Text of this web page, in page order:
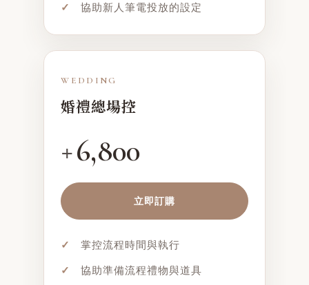
✓ 協助新人筆電投放的設定
WEDDING
婚禮總場控
+6,800
立即訂購
✓ 掌控流程時間與執行
✓ 協助準備流程禮物與道具